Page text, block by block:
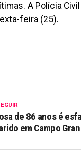
A Polícia
feira (25).
de 86 anos é
em Campo